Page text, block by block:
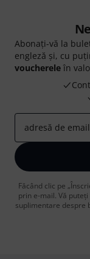
Abonați-vă la
engleză și, cu
voucherele în
adresă de email
Făcând clic pe
prin e-mail. Vă
suplimentare despre